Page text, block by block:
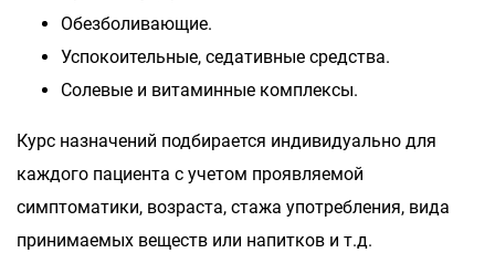
Обезболивающие.
Успокоительные, седативные средства.
Солевые и витаминные комплексы.
Курс назначений подбирается индивидуально для
каждого пациента с учетом проявляемой
симптоматики, возраста, стажа употребления, вида
принимаемых веществ или напитков и т.д.